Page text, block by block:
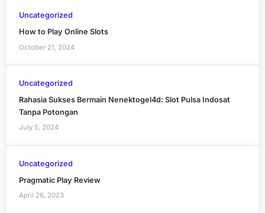
Uncategorized
How to Play Online Slots
October 21, 2024
Uncategorized
Rahasia Sukses Bermain Nenektogel4d: Slot Pulsa Indosat
Tanpa Potongan
July 5, 2024
Uncategorized
Pragmatic Play Review
April 26, 2023